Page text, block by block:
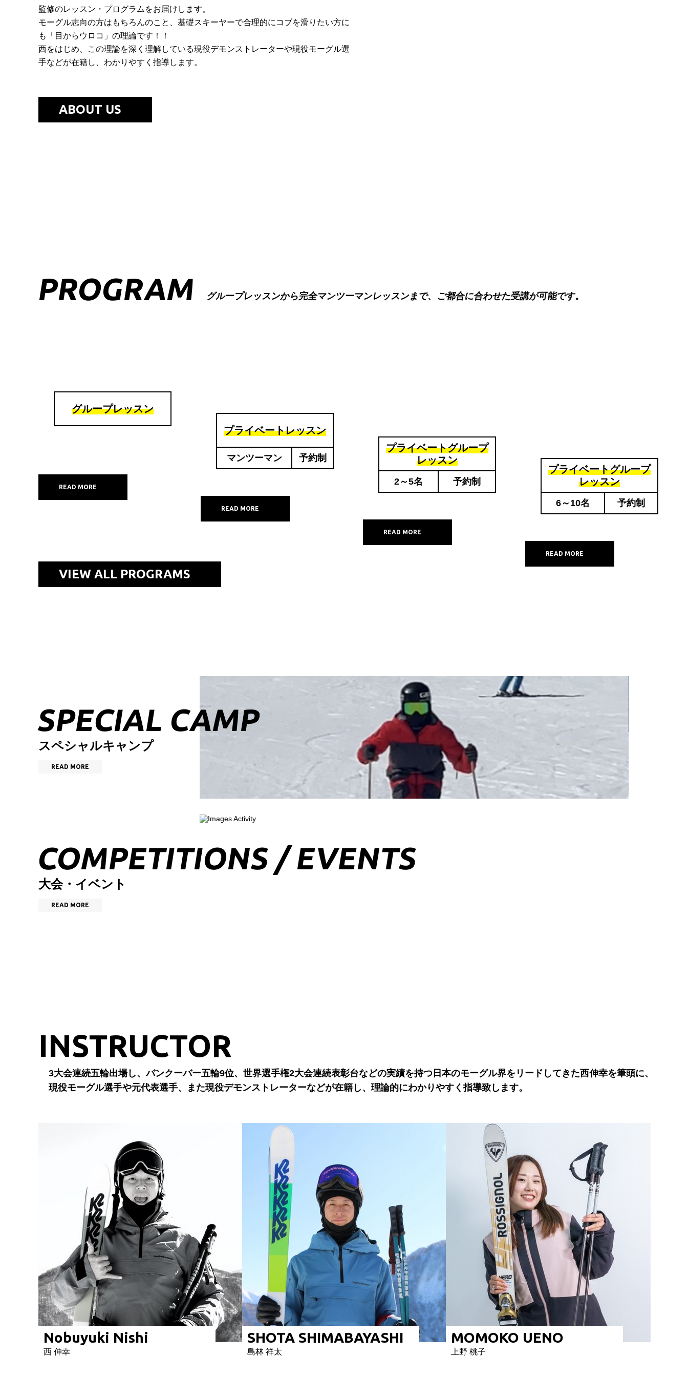
監修のレッスン・プログラムをお届けします。
モーグル志向の方はもちろんのこと、基礎スキーヤーで合理的にコブを滑りたい方に
も「目からウロコ」の理論です！！
西をはじめ、この理論を深く理解している現役デモンストレーターや現役モーグル選
手などが在籍し、わかりやすく指導します。
ABOUT US
PROGRAM グループレッスンから完全マンツーマンレッスンまで、ご都合に合わせた受講が可能です。
グループレッスン
READ MORE
プライベートレッスン
マンツーマン 予約制
READ MORE
プライベートグループ
レッスン
2～5名 予約制
READ MORE
プライベートグループ
レッスン
6～10名 予約制
READ MORE
VIEW ALL PROGRAMS
SPECIAL CAMP
スペシャルキャンプ
READ MORE
COMPETITIONS / EVENTS
大会・イベント
READ MORE
INSTRUCTOR
3大会連続五輪出場し、バンクーバー五輪9位、世界選手権2大会連続表彰台などの実績を持つ日本のモーグル界をリードしてきた西伸幸を筆頭に、
現役モーグル選手や元代表選手、また現役デモンストレーターなどが在籍し、理論的にわかりやすく指導致します。
Nobuyuki Nishi
西 伸幸
SHOTA SHIMABAYASHI
島林 祥太
MOMOKO UENO
上野 桃子